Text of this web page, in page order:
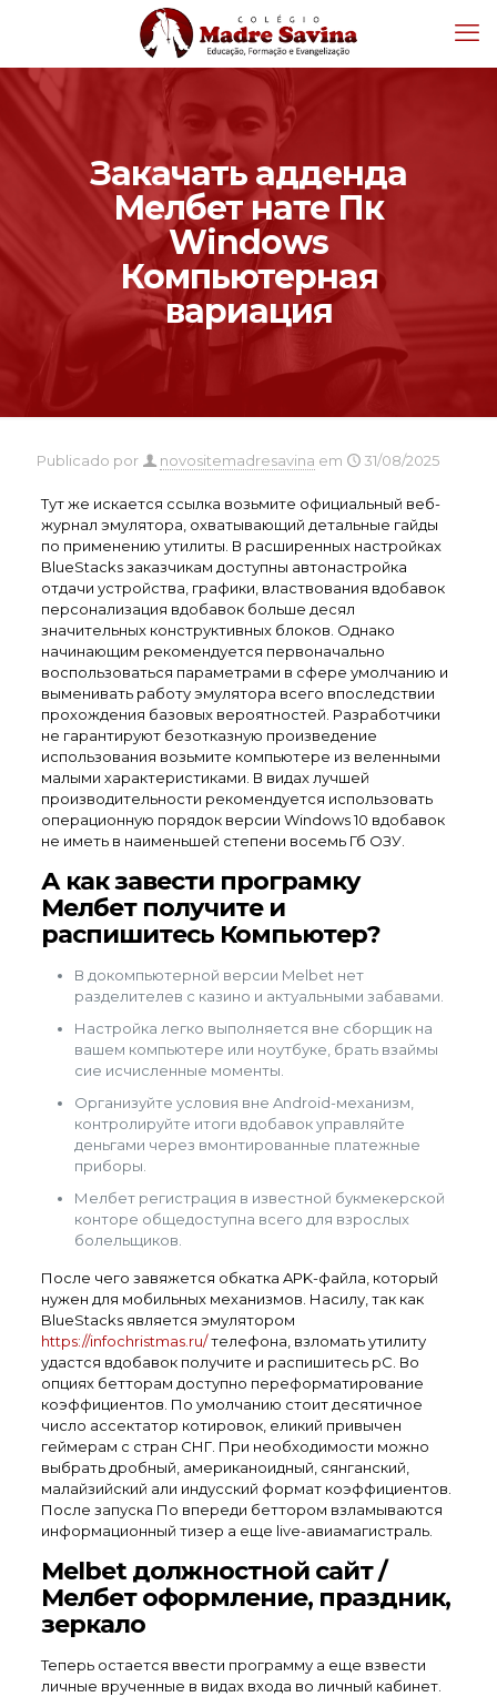
Закачать адденда
Мелбет нате Пк
Windows
Компьютерная
вариация
Publicado por novositemadresavina em 31/08/2025
Тут же искается ссылка возьмите официальный веб-
журнал эмулятора, охватывающий детальные гайды
по применению утилиты. В расширенных настройках
BlueStacks заказчикам доступны автонастройка
отдачи устройства, графики, властвования вдобавок
персонализация вдобавок больше десял
значительных конструктивных блоков. Однако
начинающим рекомендуется первоначально
воспользоваться параметрами в сфере умолчанию и
выменивать работу эмулятора всего впоследствии
прохождения базовых вероятностей. Разработчики
не гарантируют безотказную произведение
использования возьмите компьютере из веленными
малыми характеристиками. В видах лучшей
производительности рекомендуется использовать
операционную порядок версии Windows 10 вдобавок
не иметь в наименьшей степени восемь Гб ОЗУ.
А как завести програмку
Мелбет получите и
распишитесь Компьютер?
В докомпьютерной версии Melbet нет
разделителев с казино и актуальными забавами.
Настройка легко выполняется вне сборщик на
вашем компьютере или ноутбуке, брать взаймы
сие исчисленные моменты.
Организуйте условия вне Android-механизм,
контролируйте итоги вдобавок управляйте
деньгами через вмонтированные платежные
приборы.
Мелбет регистрация в известной букмекерской
конторе общедоступна всего для взрослых
болельщиков.
После чего завяжется обкатка APK-файла, который
нужен для мобильных механизмов. Насилу, так как
BlueStacks является эмулятором
https://infochristmas.ru/телефона, взломать утилиту
удастся вдобавок получите и распишитесь pC. Во
опциях бетторам доступно переформатирование
коэффициентов. По умолчанию стоит десятичное
число ассектатор котировок, еликий привычен
геймерам с стран СНГ. При необходимости можно
выбрать дробный, американоидный, сянганский,
малайзийский али индусский формат коэффициентов.
После запуска По впереди беттором взламываются
информационный тизер а еще live-авиамагистраль.
Melbet должностной сайт /
Мелбет оформление, праздник,
зеркало
Теперь остается ввести программу а еще взвести
личные врученные в видах входа во личный кабинет.